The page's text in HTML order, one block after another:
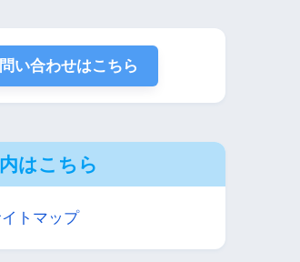
い合わせはこちら
はこちら
トマップ